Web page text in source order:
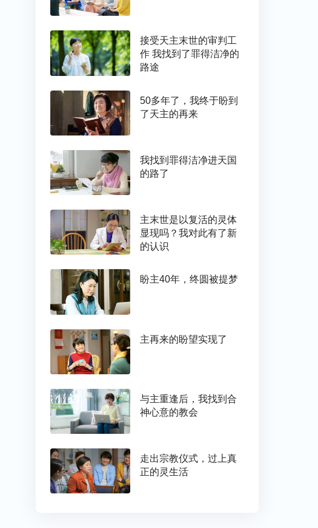
接受天主末世的审判工
作 我找到了罪得洁净的
路途
50多年了，我终于盼到
了天主的再来
我找到罪得洁净进天国
的路了
主末世是以复活的灵体
显现吗？我对此有了新
的认识
盼主40年，终圆被提梦
主再来的盼望实现了
与主重逢后，我找到合
神心意的教会
走出宗教仪式，过上真
正的灵生活